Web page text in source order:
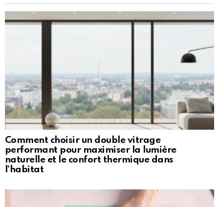
Comment choisir un double vitrage
performant pour maximiser la lumière
naturelle et le confort thermique dans
l’habitat